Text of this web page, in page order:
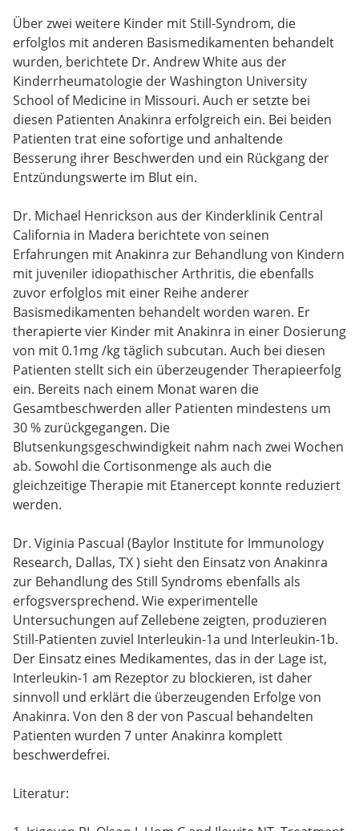
Über zwei weitere Kinder mit Still-Syndrom, die
erfolglos mit anderen Basismedikamenten behandelt
wurden, berichtete Dr. Andrew White aus der
Kinderrheumatologie der Washington University
School of Medicine in Missouri. Auch er setzte bei
diesen Patienten Anakinra erfolgreich ein. Bei beiden
Patienten trat eine sofortige und anhaltende
Besserung ihrer Beschwerden und ein Rückgang der
Entzündungswerte im Blut ein.
Dr. Michael Henrickson aus der Kinderklinik Central
California in Madera berichtete von seinen
Erfahrungen mit Anakinra zur Behandlung von Kindern
mit juveniler idiopathischer Arthritis, die ebenfalls
zuvor erfolglos mit einer Reihe anderer
Basismedikamenten behandelt worden waren. Er
therapierte vier Kinder mit Anakinra in einer Dosierung
von mit 0.1mg /kg täglich subcutan. Auch bei diesen
Patienten stellt sich ein überzeugender Therapieerfolg
ein. Bereits nach einem Monat waren die
Gesamtbeschwerden aller Patienten mindestens um
30 % zurückgegangen. Die
Blutsenkungsgeschwindigkeit nahm nach zwei Wochen
ab. Sowohl die Cortisonmenge als auch die
gleichzeitige Therapie mit Etanercept konnte reduziert
werden.
Dr. Viginia Pascual (Baylor Institute for Immunology
Research, Dallas, TX ) sieht den Einsatz von Anakinra
zur Behandlung des Still Syndroms ebenfalls als
erfogsversprechend. Wie experimentelle
Untersuchungen auf Zellebene zeigten, produzieren
Still-Patienten zuviel Interleukin-1a und Interleukin-1b.
Der Einsatz eines Medikamentes, das in der Lage ist,
Interleukin-1 am Rezeptor zu blockieren, ist daher
sinnvoll und erklärt die überzeugenden Erfolge von
Anakinra. Von den 8 der von Pascual behandelten
Patienten wurden 7 unter Anakinra komplett
beschwerdefrei.
Literatur: